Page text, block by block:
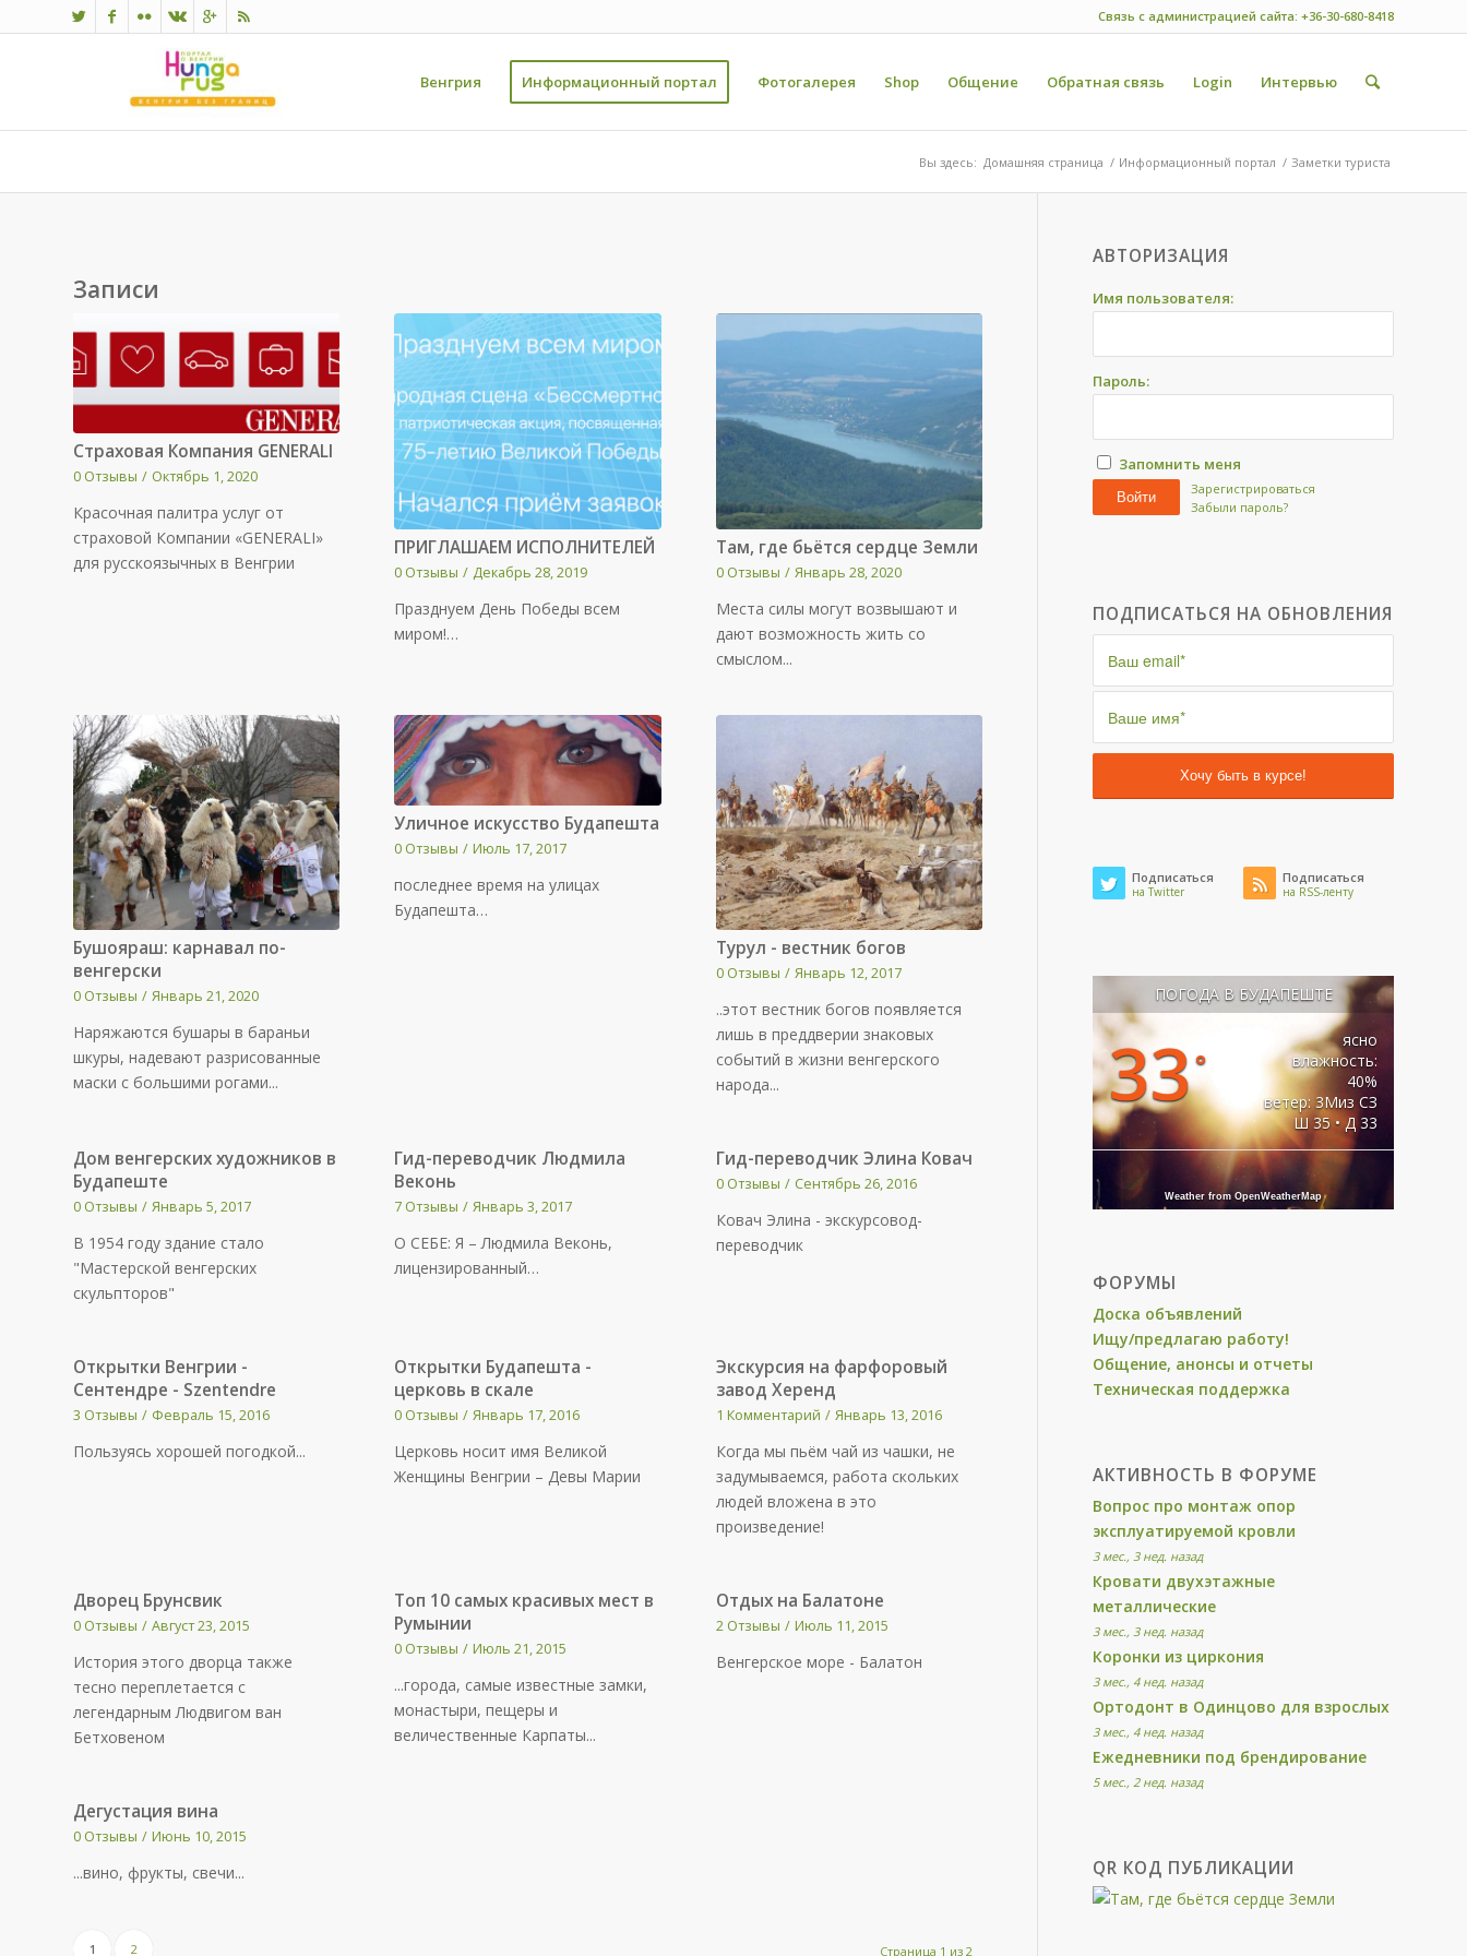
Связь с администрацией сайта: +36-30-680-8418
Венгрия Информационный портал Фотогалерея Shop Общение Обратная связь Login Интервью
Вы здесь: Домашняя страница / Информационный портал / Заметки туриста
Записи
Страховая Компания GENERALI
0 Отзывы / Октябрь 1, 2020
Красочная палитра услуг от
страховой Компании «GENERALI»
для русскоязычных в Венгрии
ПРИГЛАШАЕМ ИСПОЛНИТЕЛЕЙ
0 Отзывы / Декабрь 28, 2019
Празднуем День Победы всем
миром!…
Там, где бьётся сердце Земли
0 Отзывы / Январь 28, 2020
Места силы могут возвышают и
дают возможность жить со
смыслом...
Бушояраш: карнавал по-
венгерски
0 Отзывы / Январь 21, 2020
Наряжаются бушары в бараньи
шкуры, надевают разрисованные
маски с большими рогами...
Уличное искусство Будапешта
0 Отзывы / Июль 17, 2017
последнее время на улицах
Будапешта…
Турул - вестник богов
0 Отзывы / Январь 12, 2017
..этот вестник богов появляется
лишь в преддверии знаковых
событий в жизни венгерского
народа...
Дом венгерских художников в
Будапеште
0 Отзывы / Январь 5, 2017
В 1954 году здание стало
"Мастерской венгерских
скульпторов"
Гид-переводчик Людмила
Веконь
7 Отзывы / Январь 3, 2017
О СЕБЕ: Я – Людмила Веконь,
лицензированный…
Гид-переводчик Элина Ковач
0 Отзывы / Сентябрь 26, 2016
Ковач Элина - экскурсовод-
переводчик
Открытки Венгрии -
Сентендре - Szentendre
3 Отзывы / Февраль 15, 2016
Пользуясь хорошей погодкой...
Открытки Будапешта -
церковь в скале
0 Отзывы / Январь 17, 2016
Церковь носит имя Великой
Женщины Венгрии – Девы Марии
Экскурсия на фарфоровый
завод Херенд
1 Комментарий / Январь 13, 2016
Когда мы пьём чай из чашки, не
задумываемся, работа скольких
людей вложена в это
произведение!
Дворец Брунсвик
0 Отзывы / Август 23, 2015
История этого дворца также
тесно переплетается с
легендарным Людвигом ван
Бетховеном
Топ 10 самых красивых мест в
Румынии
0 Отзывы / Июль 21, 2015
...города, самые известные замки,
монастыри, пещеры и
величественные Карпаты...
Отдых на Балатоне
2 Отзывы / Июль 11, 2015
Венгерское море - Балатон
Дегустация вина
0 Отзывы / Июнь 10, 2015
...вино, фрукты, свечи...
Страница 1 из 2
1 2
АВТОРИЗАЦИЯ
Имя пользователя:
Пароль:
Запомнить меня
Войти
Зарегистрироваться
Забыли пароль?
ПОДПИСАТЬСЯ НА ОБНОВЛЕНИЯ
Подписаться
на Twitter
Подписаться
на RSS-ленту
ПОГОДА В БУДАПЕШТЕ
33°
ясно
влажность:
40%
ветер: 3Миз СЗ
Ш 35 • Д 33
Weather from OpenWeatherMap
ФОРУМЫ
Доска объявлений
Ищу/предлагаю работу!
Общение, анонсы и отчеты
Техническая поддержка
АКТИВНОСТЬ В ФОРУМЕ
Вопрос про монтаж опор
эксплуатируемой кровли
3 мес., 3 нед. назад
Кровати двухэтажные
металлические
3 мес., 3 нед. назад
Коронки из циркония
3 мес., 4 нед. назад
Ортодонт в Одинцово для взрослых
3 мес., 4 нед. назад
Ежедневники под брендирование
5 мес., 2 нед. назад
QR КОД ПУБЛИКАЦИИ